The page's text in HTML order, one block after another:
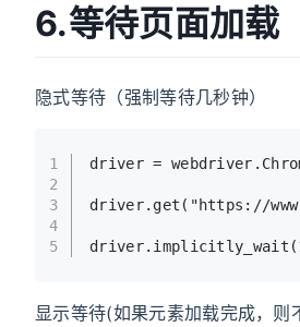
6.等待页面加载
隐式等待（强制等待几秒钟）
1
2
3
4
5
driver =
driver.get("https://
显示等待(如果元素加载完成，则